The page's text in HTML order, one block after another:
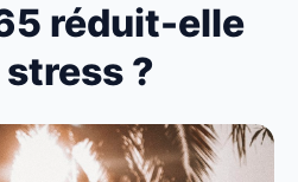
réduit-elle
?